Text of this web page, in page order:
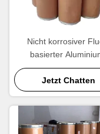
Nicht korrosiver
basierter
Lagerflux 25 kg/Eimer
Jetzt Chatten